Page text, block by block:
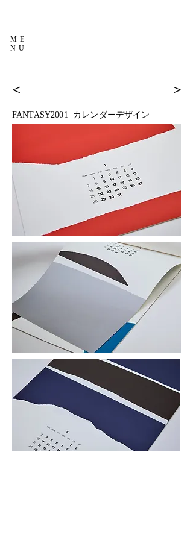
ME
NU
＜ ＞
FANTASY2001 カレンダーデザイン